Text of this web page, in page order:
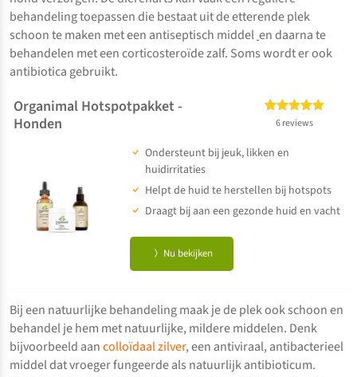
behandeling toepassen die bestaat uit de etterende plek
schoon te maken met een antiseptisch middel en daarna te
behandelen met een corticosteroïde zalf. Soms wordt er ook
antibiotica gebruikt.
Organimal Hotspotpakket -
Honden
Gewaardeerd
gebaseerd
6 reviews
Ondersteunt bij jeuk, likken en
huidirritaties
Helpt de huid te herstellen bij hotspots
Draagt bij aan een gezonde huid en vacht
Nu bekijken
Bij een natuurlijke behandeling maak je de plek ook schoon en
behandel je hem met natuurlijke, mildere middelen. Denk
bijvoorbeeld aancolloïdaal zilver, een antiviraal, antibacterieel
middel dat vroeger fungeerde als natuurlijk antibioticum.